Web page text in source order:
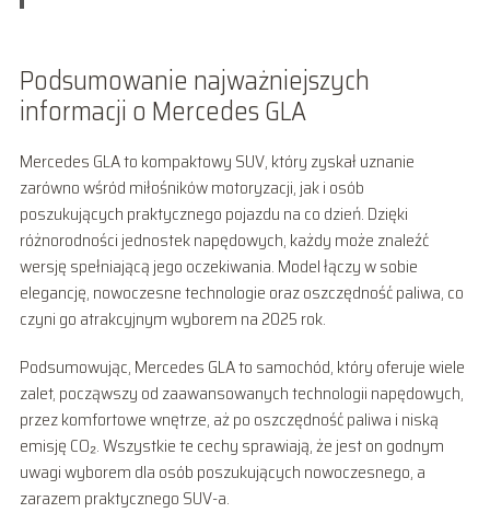
Podsumowanie najważniejszych
informacji o Mercedes GLA
Mercedes GLA to kompaktowy SUV, który zyskał uznanie
zarówno wśród miłośników motoryzacji, jak i osób
poszukujących praktycznego pojazdu na co dzień. Dzięki
różnorodności jednostek napędowych, każdy może znaleźć
wersję spełniającą jego oczekiwania. Model łączy w sobie
elegancję, nowoczesne technologie oraz oszczędność paliwa, co
czyni go atrakcyjnym wyborem na 2025 rok.
Podsumowując, Mercedes GLA to samochód, który oferuje wiele
zalet, począwszy od zaawansowanych technologii napędowych,
przez komfortowe wnętrze, aż po oszczędność paliwa i niską
emisję CO₂. Wszystkie te cechy sprawiają, że jest on godnym
uwagi wyborem dla osób poszukujących nowoczesnego, a
zarazem praktycznego SUV-a.